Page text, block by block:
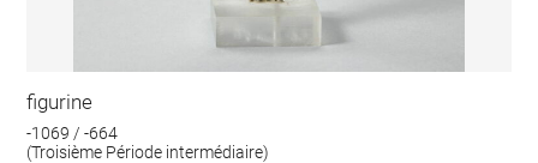
figurine
-1069 / -664
(Troisième Période intermédiaire)